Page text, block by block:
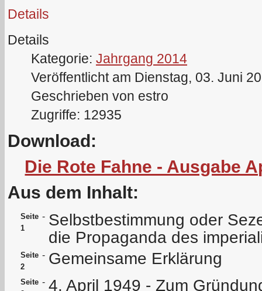
Details
Details
Kategorie: Jahrgang 2014
Veröffentlicht am Dienstag, 03. Juni
Geschrieben von estro
Zugriffe: 12935
Download:
Die Rote Fahne - Ausgabe
Aus dem Inhalt:
Seite
1
- Selbstbestimmung oder
die Propaganda des
Seite
2
- Gemeinsame Erklärung
Seite - 4. April 1949 - Zum